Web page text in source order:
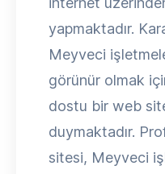
yapmaktadır.
Meyveci
görünür olmak
dostu bir web
duymaktadır.
sitesi, Meyveci